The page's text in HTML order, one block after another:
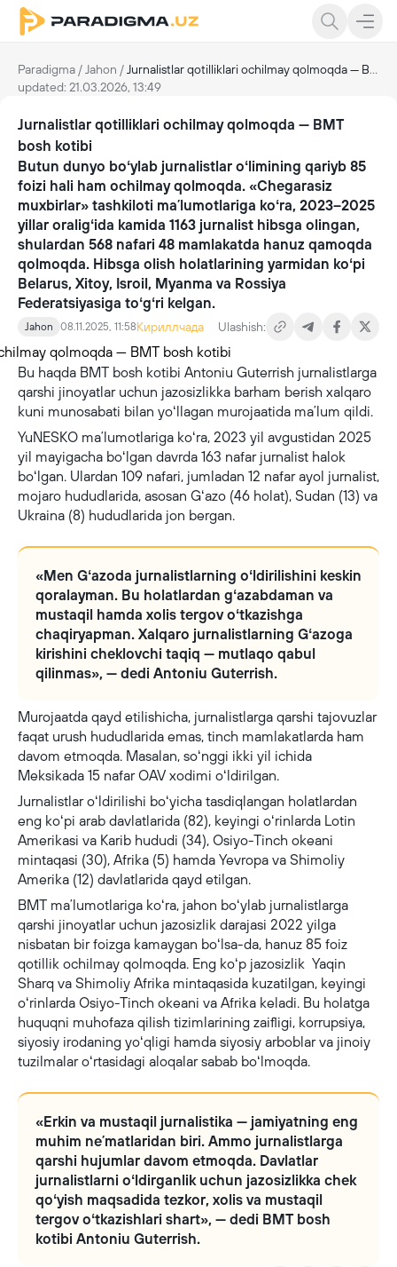
Paradigma / Jahon / Jurnalistlar qotilliklari ochilmay qolmoqda — BMT bosh kotibi
updated: 21.03.2026, 13:49
Jurnalistlar qotilliklari ochilmay qolmoqda — BMT
bosh kotibi
Butun dunyo boʻylab jurnalistlar oʻlimining qariyb 85
foizi hali ham ochilmay qolmoqda. «Chegarasiz
muxbirlar» tashkiloti maʼlumotlariga koʻra, 2023–2025
yillar oraligʻida kamida 1163 jurnalist hibsga olingan,
shulardan 568 nafari 48 mamlakatda hanuz qamoqda
qolmoqda. Hibsga olish holatlarining yarmidan koʻpi
Belarus, Xitoy, Isroil, Myanma va Rossiya
Federatsiyasiga toʻgʻri kelgan.
Jahon 08.11.2025, 11:58Кириллчада Ulashish:
Bu haqda BMT bosh kotibi Antoniu Guterrish jurnalistlarga
qarshi jinoyatlar uchun jazosizlikka barham berish xalqaro
kuni munosabati bilan yoʻllagan murojaatida maʼlum qildi.
YuNESKO maʼlumotlariga koʻra, 2023 yil avgustidan 2025
yil mayigacha boʻlgan davrda 163 nafar jurnalist halok
boʻlgan. Ulardan 109 nafari, jumladan 12 nafar ayol jurnalist,
mojaro hududlarida, asosan Gʻazo (46 holat), Sudan (13) va
Ukraina (8) hududlarida jon bergan.
«Men Gʻazoda jurnalistlarning oʻldirilishini keskin
qoralayman. Bu holatlardan gʻazabdaman va
mustaqil hamda xolis tergov oʻtkazishga
chaqiryapman. Xalqaro jurnalistlarning Gʻazoga
kirishini cheklovchi taqiq — mutlaqo qabul
qilinmas», — dedi Antoniu Guterrish.
Murojaatda qayd etilishicha, jurnalistlarga qarshi tajovuzlar
faqat urush hududlarida emas, tinch mamlakatlarda ham
davom etmoqda. Masalan, soʻnggi ikki yil ichida
Meksikada 15 nafar OAV xodimi oʻldirilgan.
Jurnalistlar oʻldirilishi boʻyicha tasdiqlangan holatlardan
eng koʻpi arab davlatlarida (82), keyingi oʻrinlarda Lotin
Amerikasi va Karib hududi (34), Osiyo-Tinch okeani
mintaqasi (30), Afrika (5) hamda Yevropa va Shimoliy
Amerika (12) davlatlarida qayd etilgan.
BMT maʼlumotlariga koʻra, jahon boʻylab jurnalistlarga
qarshi jinoyatlar uchun jazosizlik darajasi 2022 yilga
nisbatan bir foizga kamaygan boʻlsa-da, hanuz 85 foiz
qotillik ochilmay qolmoqda. Eng koʻp jazosizlik Yaqin
Sharq va Shimoliy Afrika mintaqasida kuzatilgan, keyingi
oʻrinlarda Osiyo-Tinch okeani va Afrika keladi. Bu holatga
huquqni muhofaza qilish tizimlarining zaifligi, korrupsiya,
siyosiy irodaning yoʻqligi hamda siyosiy arboblar va jinoiy
tuzilmalar oʻrtasidagi aloqalar sabab boʻlmoqda.
«Erkin va mustaqil jurnalistika — jamiyatning eng
muhim neʼmatlaridan biri. Ammo jurnalistlarga
qarshi hujumlar davom etmoqda. Davlatlar
jurnalistlarni oʻldirganlik uchun jazosizlikka chek
qoʻyish maqsadida tezkor, xolis va mustaqil
tergov oʻtkazishlari shart», — dedi BMT bosh
kotibi Antoniu Guterrish.